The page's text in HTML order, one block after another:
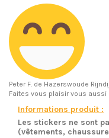
Peter F. de Hazerswoude
Faites vous plaisir vous aussi
Informations produit :
Les stickers ne sont
(vêtements,